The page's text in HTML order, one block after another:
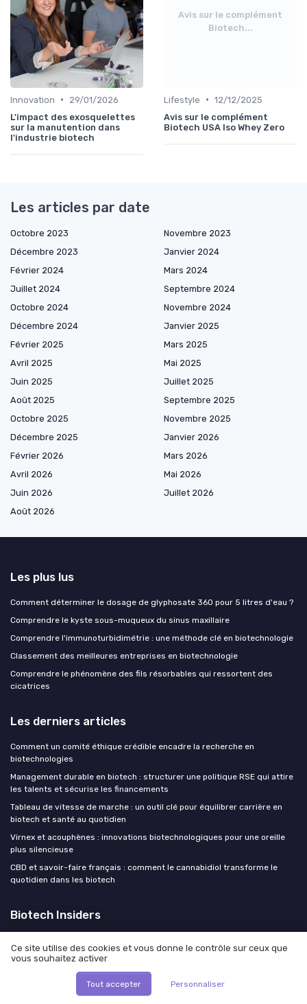
Innovation •
29/01/2026
L'impact des exosquelettes
sur la manutention dans
l'industrie biotech
Avis sur le complément
Biotech...
Lifestyle • 12/12/2025
Avis sur le complément
Biotech USA Iso Whey Zero
Les articles par date
Octobre 2023
Novembre 2023
Décembre 2023
Janvier 2024
Février 2024
Mars 2024
Juillet 2024
Septembre 2024
Octobre 2024
Novembre 2024
Décembre 2024
Janvier 2025
Février 2025
Mars 2025
Avril 2025
Mai 2025
Juin 2025
Juillet 2025
Août 2025
Septembre 2025
Octobre 2025
Novembre 2025
Décembre 2025
Janvier 2026
Février 2026
Mars 2026
Avril 2026
Mai 2026
Juin 2026
Juillet 2026
Août 2026
Les plus lus
Comment déterminer le dosage de glyphosate 360 pour 5 litres d'eau ?
Comprendre le kyste sous-muqueux du sinus maxillaire
Comprendre l'immunoturbidimétrie : une méthode clé en biotechnologie
Classement des meilleures entreprises en biotechnologie
Comprendre le phénomène des fils résorbables qui ressortent des
cicatrices
Les derniers articles
Comment un comité éthique crédible encadre la recherche en
biotechnologies
Management durable en biotech : structurer une politique RSE qui attire
les talents et sécurise les financements
Tableau de vitesse de marche : un outil clé pour équilibrer carrière en
biotech et santé au quotidien
Virnex et acouphènes : innovations biotechnologiques pour une oreille
plus silencieuse
CBD et savoir-faire français : comment le cannabidiol transforme le
quotidien dans les biotech
Biotech Insiders
Mentions légales
Politique de confidentialité
Ce site utilise des cookies et vous donne le contrôle sur ceux que
vous souhaitez activer
Tout accepter Personnaliser